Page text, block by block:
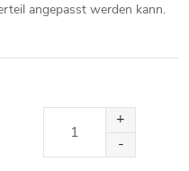
angepasst werden kann.